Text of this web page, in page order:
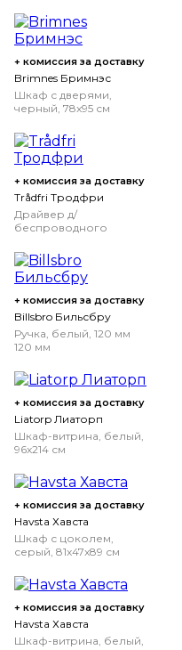
+ комиссия за доставку
Brimnes Бримнэс
Шкаф с дверями,
черный, 78x95 см
+ комиссия за доставку
Trådfri Тродфри
Драйвер д/
беспроводного
Вт
+ комиссия за доставку
Billsbro Бильсбру
Ручка, белый, 120 мм
120 мм
+ комиссия за доставку
Liatorp Лиаторп
Шкаф-витрина, белый,
96x214 см
+ комиссия за доставку
Havsta Хавста
Шкаф с цоколем,
серый, 81x47x89 см
+ комиссия за доставку
Havsta Хавста
Шкаф-витрина, белый,